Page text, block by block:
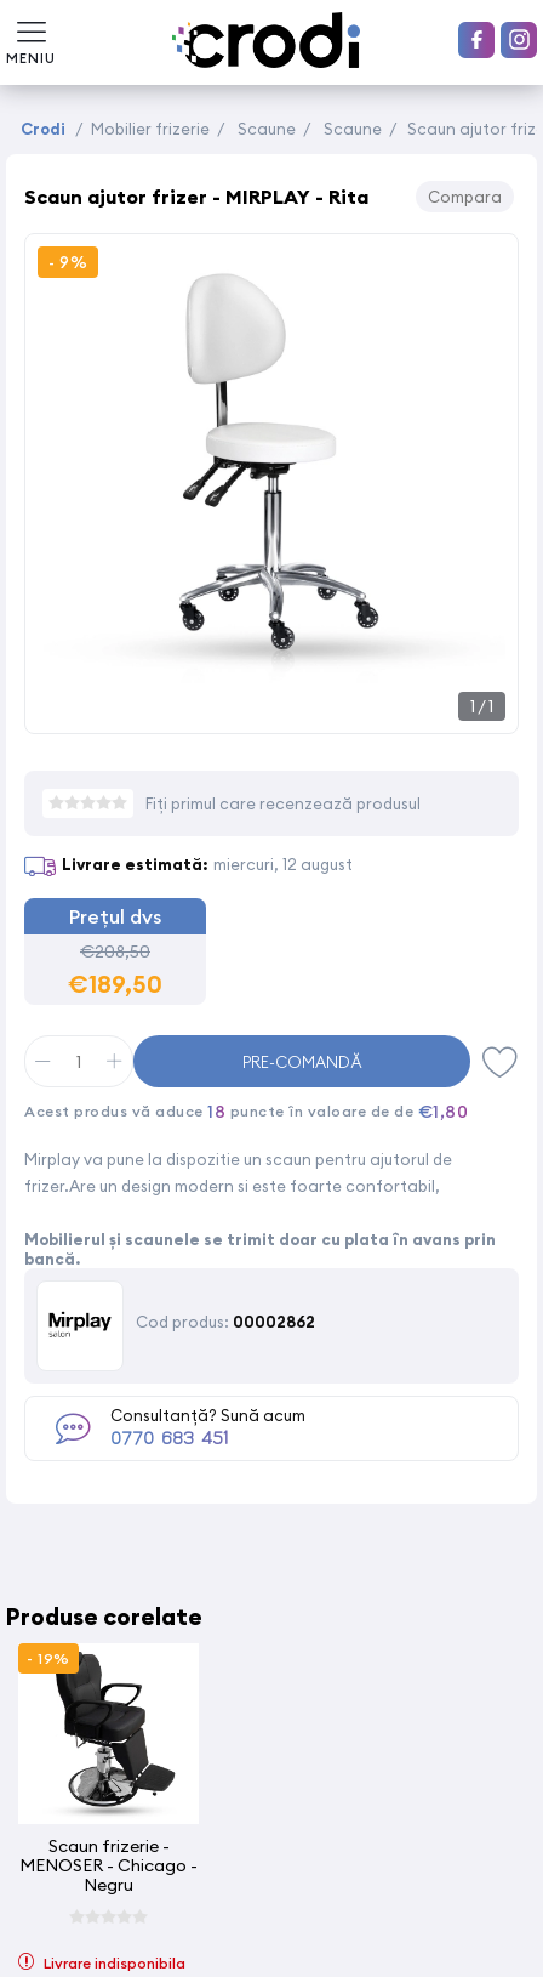
MENIU
Crodi / Mobilier frizerie / Scaune / Scaune / Scaun ajutor
Scaun ajutor frizer - MIRPLAY - Rita Compara
1 /1
- 9%
Mirplay va pune la dispozitie un scaun pentru ajutorul de
frizer.Are un design modern si este foarte confortabil,
Mobilierul și scaunele se trimit doar cu plata în avans prin
bancă.
Cod produs: 00002862
Consultanță? Sună acum
0770 683 451
Fiți primul care recenzează produsul
Livrare estimată: miercuri, 12 august
Prețul dvs
€208,50
€189,50
PRE-COMANDĂ
Acest produs vă aduce 18 puncte în valoare de de €1,80
Produse corelate
- 19%
Scaun frizerie -
MENOSER - Chicago -
Negru
Livrare indisponibila